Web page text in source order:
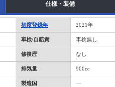
仕様・装備
初度登録年 2021年
車検/自賠責 車検無し
修復歴 なし
排気量 900cc
製造国 ―